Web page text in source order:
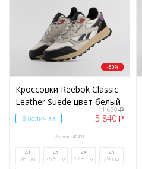
-50%
Кроссовки Reebok Classic
Leather Suede цвет белый
В наличии
11 690₽
5 840₽
Артикул: 46401
41
26 см.
42
26.5 см.
43
27.5 см.
45
29 см.